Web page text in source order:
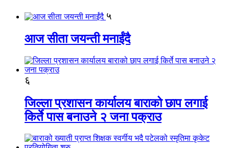
५
आज सीता जयन्ती मनाईंदै
६
जिल्ला प्रशासन कार्यालय बाराको छाप लगाई
किर्ते पास बनाउने २ जना पक्राउ